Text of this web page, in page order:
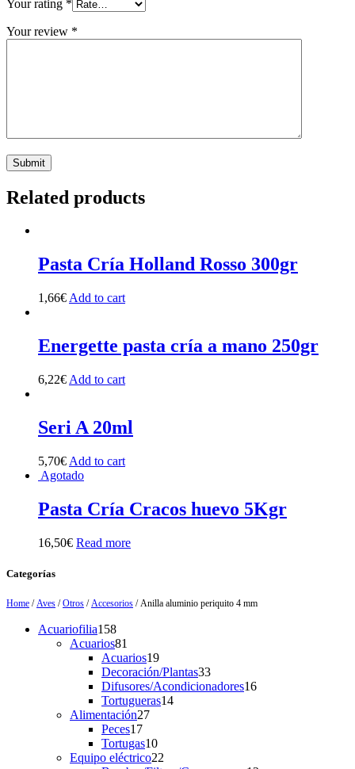
Your rating *
Your review *
Related products
Pasta Cría Holland Rosso 300gr
1,66€ Add to cart
Energette pasta cría a mano 250gr
6,22€ Add to cart
Seri A 20ml
5,70€ Add to cart
Agotado
Pasta Cría Cracos huevo 5Kgr
16,50€ Read more
Categorías
Home /Aves /Otros /Accesorios / Anilla aluminio periquito 4 mm
Acuariofilia158158
products
Acuarios81
products
Acuarios1919
products
Decoración/Plantas3333
products
Difusores/Acondicionadores1616
Tortugueras1414
Alimentación2727
Peces1717
products
Tortugas1010
products
Equipo eléctrico22